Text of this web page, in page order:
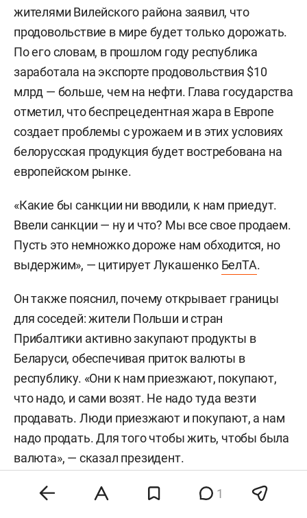
жителями Вилейского района заявил, что
продовольствие в мире будет только дорожать.
По его словам, в прошлом году республика
заработала на экспорте продовольствия $10
млрд — больше, чем на нефти. Глава государства
отметил, что беспрецедентная жара в Европе
создает проблемы с урожаем и в этих условиях
белорусская продукция будет востребована на
европейском рынке.
«Какие бы санкции ни вводили, к нам приедут.
Ввели санкции — ну и что? Мы все свое продаем.
Пусть это немножко дороже нам обходится, но
выдержим», — цитирует Лукашенко БелТА.
Он также пояснил, почему открывает границы
для соседей: жители Польши и стран
Прибалтики активно закупают продукты в
Беларуси, обеспечивая приток валюты в
республику. «Они к нам приезжают, покупают,
что надо, и сами возят. Не надо туда везти
продавать. Люди приезжают и покупают, а нам
надо продать. Для того чтобы жить, чтобы была
валюта», — сказал президент.
Напомним, в июне синоптик
Михаил Леус
1